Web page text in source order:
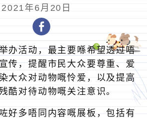
2021年6月20日
办活动，最主要喺希望透过唔
传，提醒市民大众要尊重、爱
大众对动物嘅怜爱，以及提高
酷对待动物嘅关注意识。
好多唔同内容嘅展板，包括有